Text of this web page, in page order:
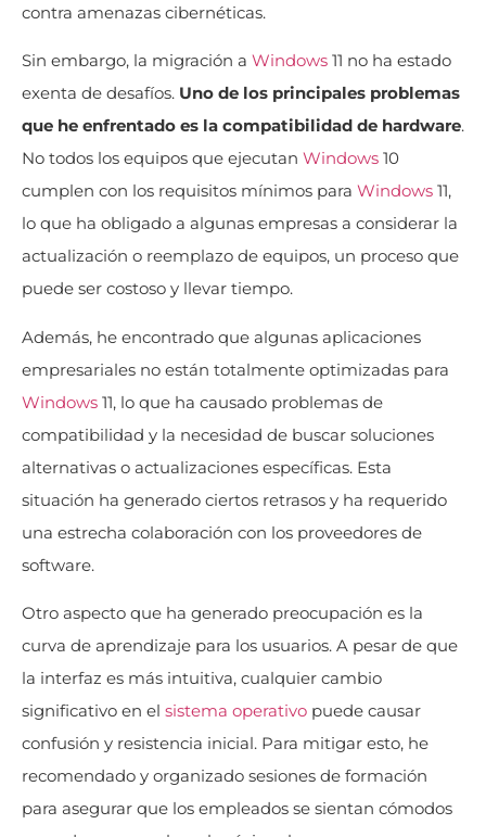
contra amenazas cibernéticas.
Sin embargo, la migración a Windows 11 no ha estado
exenta de desafíos. Uno de los principales problemas
que he enfrentado es la compatibilidad de hardware.
No todos los equipos que ejecutan Windows 10
cumplen con los requisitos mínimos para Windows 11,
lo que ha obligado a algunas empresas a considerar la
actualización o reemplazo de equipos, un proceso que
puede ser costoso y llevar tiempo.
Además, he encontrado que algunas aplicaciones
empresariales no están totalmente optimizadas para
Windows 11, lo que ha causado problemas de
compatibilidad y la necesidad de buscar soluciones
alternativas o actualizaciones específicas. Esta
situación ha generado ciertos retrasos y ha requerido
una estrecha colaboración con los proveedores de
software.
Otro aspecto que ha generado preocupación es la
curva de aprendizaje para los usuarios. A pesar de que
la interfaz es más intuitiva, cualquier cambio
significativo en el sistema operativo puede causar
confusión y resistencia inicial. Para mitigar esto, he
recomendado y organizado sesiones de formación
para asegurar que los empleados se sientan cómodos